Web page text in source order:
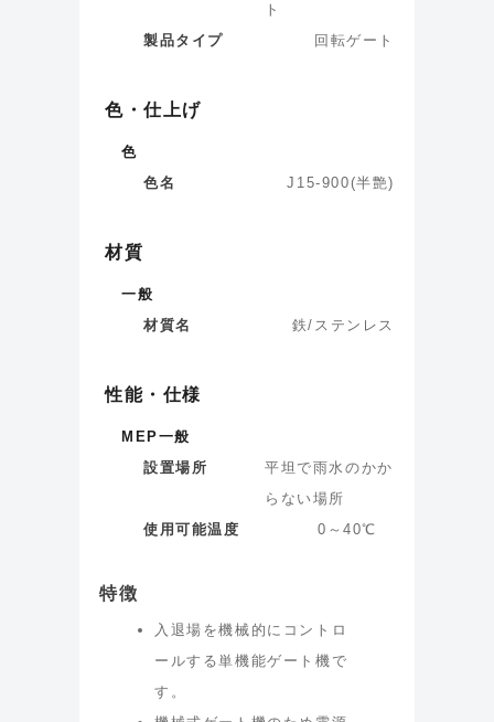
ト
製品タイプ
回転ゲート
色・仕上げ
色
色名
J15-900(半艶)
材質
一般
材質名
鉄/ステンレス
性能・仕様
MEP一般
設置場所
平坦で雨水のかか
らない場所
使用可能温度
0～40℃
特徴
入退場を機械的にコントロ
ールする単機能ゲート機で
す。